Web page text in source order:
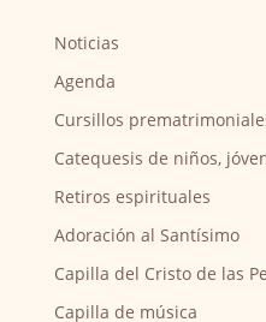
Noticias
Agenda
Cursillos
Catequesis de niños,
Retiros espirituales
Adoración al Santísimo
Capilla del Cristo de las
Capilla de música